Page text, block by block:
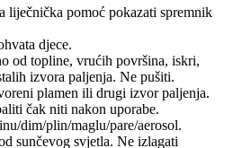
liječnička pomoć pokazati spremnik
djece.
od topline, vrućih površina, iskri,
izvora paljenja. Ne pušiti.
plamen ili drugi izvor paljenja.
čak niti nakon uporabe.
dim/plin/maglu/pare/aerosol.
sunčevog svjetla. Ne izlagati